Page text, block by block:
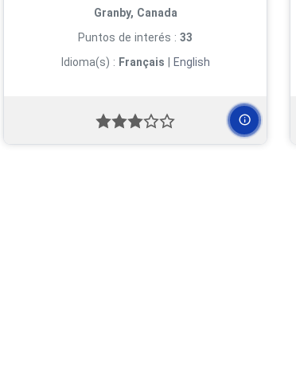
Granby, Canada
Puntos de interés : 33
Idioma(s) : Français | English